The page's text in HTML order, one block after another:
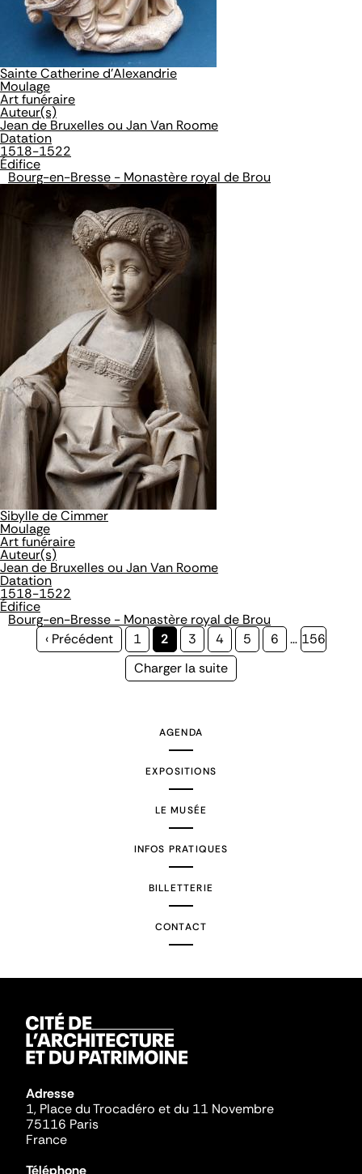
Sainte Catherine d'Alexandrie
Moulage
Art funéraire
Auteur(s)
Jean de Bruxelles ou Jan Van Roome
Datation
1518-1522
Édifice
Bourg-en-Bresse - Monastère royal de Brou
Sibylle de Cimmer
Moulage
Art funéraire
Auteur(s)
Jean de Bruxelles ou Jan Van Roome
Datation
1518-1522
Édifice
Bourg-en-Bresse - Monastère royal de Brou
Page
‹ Précédent Page
1
Page
courante
2 Page
3 Page
4 Page
5 Page
6 … Page
156
Page
Charger la suite
AGENDA
EXPOSITIONS
LE MUSÉE
INFOS PRATIQUES
BILLETTERIE
CONTACT
Adresse
1, Place du Trocadéro et du 11 Novembre
75116 Paris
France
Téléphone